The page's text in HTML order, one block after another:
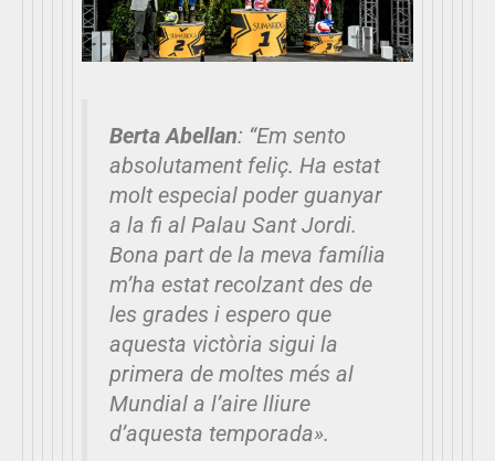
Berta Abellan: “Em sento
absolutament feliç. Ha estat
molt especial poder guanyar
a la fi al Palau Sant Jordi.
Bona part de la meva família
m’ha estat recolzant des de
les grades i espero que
aquesta victòria sigui la
primera de moltes més al
Mundial a l’aire lliure
d’aquesta temporada».